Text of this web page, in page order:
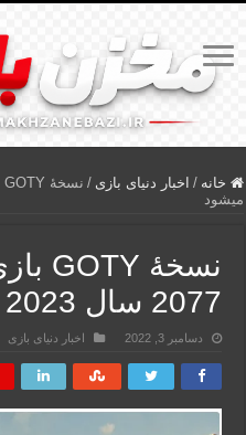
خانه / اخبار دنیای بازی /
میشود
2077 سال 2023 منتشر میشود
دسامبر 3, 2022 اخبار دنیای بازی